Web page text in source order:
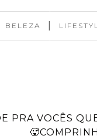
BELEZA |
PRA VOCÊS